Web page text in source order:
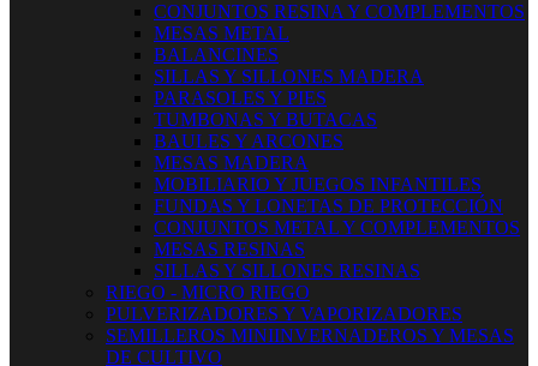
CONJUNTOS RESINA Y COMPLEMENTOS
MESAS METAL
BALANCINES
SILLAS Y SILLONES MADERA
PARASOLES Y PIES
TUMBONAS Y BUTACAS
BAULES Y ARCONES
MESAS MADERA
MOBILIARIO Y JUEGOS INFANTILES
FUNDAS Y LONETAS DE PROTECCIÓN
CONJUNTOS METAL Y COMPLEMENTOS
MESAS RESINAS
SILLAS Y SILLONES RESINAS
RIEGO - MICRO RIEGO
PULVERIZADORES Y VAPORIZADORES
SEMILLEROS MINIINVERNADEROS Y MESAS
DE CULTIVO